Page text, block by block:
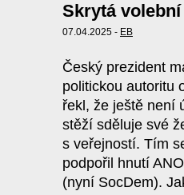
Skrytá
07.04.2025 - EB
Český prezident
politickou autoritu
řekl, že ještě není
stěží sděluje své
s veřejností. Tím
podpořil hnutí
(nyní SocDem).